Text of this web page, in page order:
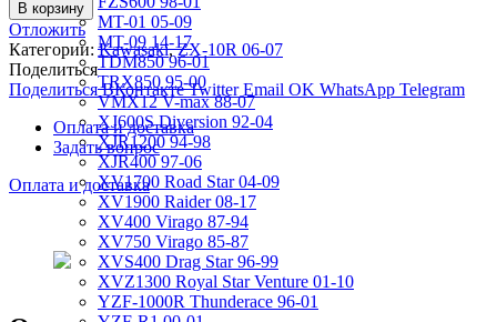
MT-01 05-09
MT-09 14-17
TDM850 96-01
TRX850 95-00
VMX12 V-max 88-07
XJ600S Diversion 92-04
XJR1200 94-98
XJR400 97-06
XV1700 Road Star 04-09
XV1900 Raider 08-17
XV400 Virago 87-94
XV750 Virago 85-87
XVS400 Drag Star 96-99
XVZ1300 Royal Star Venture 01-10
YZF-1000R Thunderace 96-01
В корзину
Отложить
Категории:Kawasaki, ZX-10R 06-07
Поделиться
Поделиться ВКонтакте Twitter Email OK WhatsApp Telegram
Оплата и доставка
Задать вопрос
Оплата и доставка